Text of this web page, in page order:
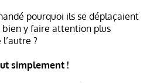
pourquoi ils se déplaçaient
y faire attention plus
?
simplement !